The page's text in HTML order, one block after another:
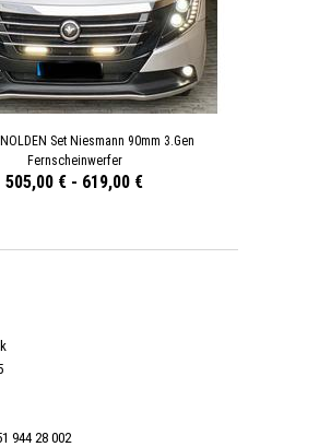
Set Niesmann 90mm 3.Gen
Fernscheinwerfer
505,00 € - 619,00 €
944 28 002